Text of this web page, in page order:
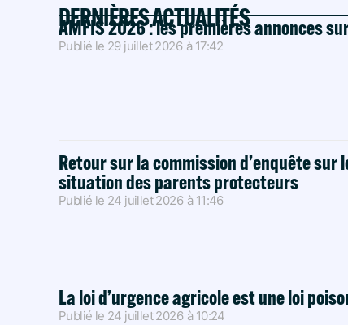
DERNIÈRES ACTUALITÉS
AMFIS 2026 : les premières annonces
Publié le 29 juillet 2026 à 17:42
Retour sur la commission d’enquête
situation des parents protecteurs
Publié le 24 juillet 2026 à 11:46
La loi d’urgence agricole est une loi
Publié le 24 juillet 2026 à 10:24